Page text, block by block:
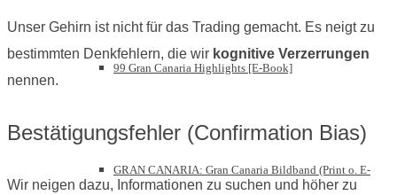
99 Gran Canaria Highlights [E-Book]
GRAN CANARIA: Gran Canaria Bildband (Print o. E-
Unser Gehirn ist nicht für das Trading gemacht. Es neigt zu
bestimmten Denkfehlern, die wir kognitive Verzerrungen
nennen.
Bestätigungsfehler (Confirmation Bias)
Wir neigen dazu, Informationen zu suchen und höher zu